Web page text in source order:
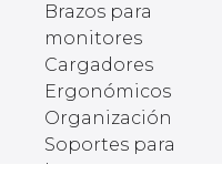
Brazos para
monitores
Cargadores
Ergonómicos
Organización
Soportes para
laptops